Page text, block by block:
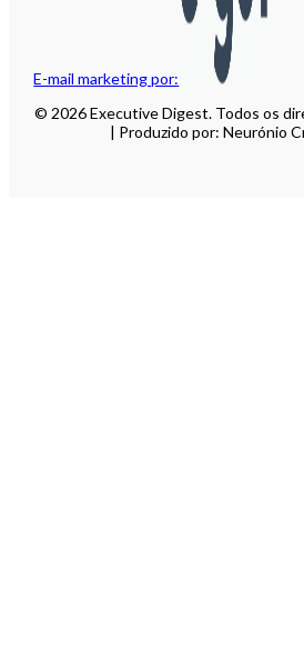
E-mail marketing por:
© 2026 Executive Digest. Todos os
| Produzido por: Neurónio